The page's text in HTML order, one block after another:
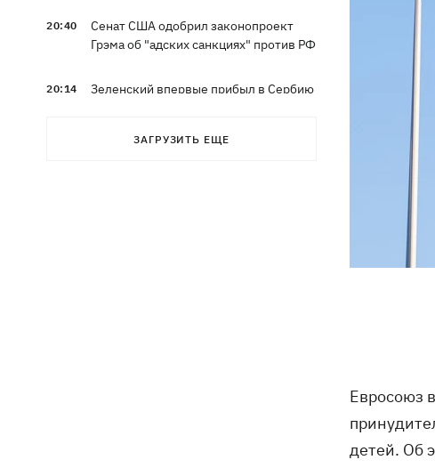
20:40
Сенат США одобрил законопроект
Грэма об "адских санкциях" против РФ
20:14
Зеленский впервые прибыл в Сербию
ЗАГРУЗИТЬ ЕЩЕ
Евросоюз
детей. Об